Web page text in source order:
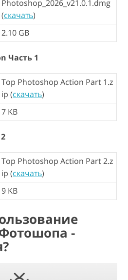
Photoshop_2026_v21.0.1.dmg
(скачать)
2.10 GB
Часть 1
Top Photoshop Action Part 1.z
ip (скачать)
7 KB
Top Photoshop Action Part 2.z
ip (скачать)
9 KB
-